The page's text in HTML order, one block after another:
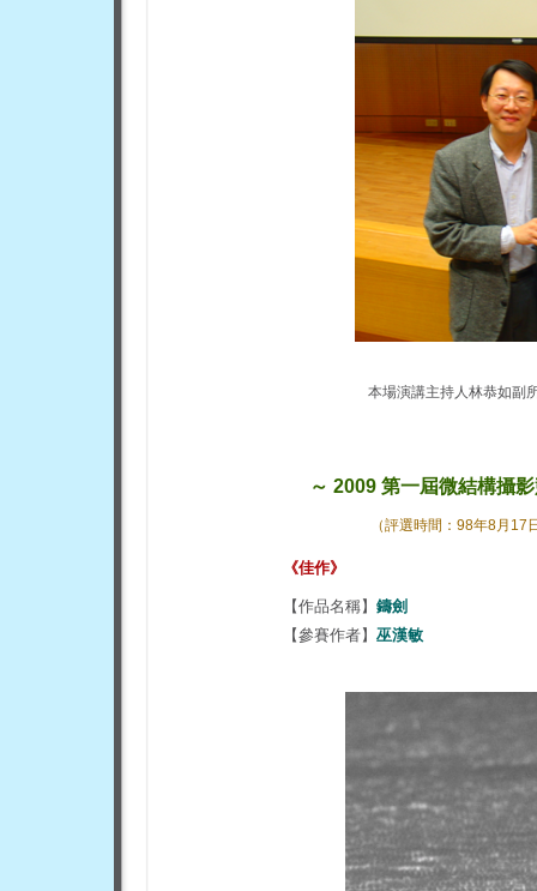
本場演講主持人林恭如副
～ 2009 第一屆微結構攝
（評選時間：98年8月 17
《佳作》
【作品名稱】 鑄劍
【參賽作者】 巫漢敏